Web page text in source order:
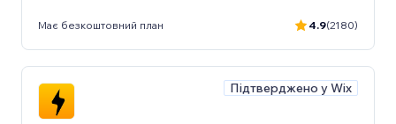
Має безкоштовний план 4.9(2180)
Підтверджено у Wix